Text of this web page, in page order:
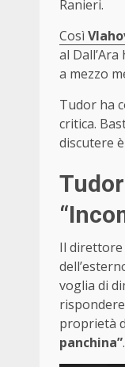
Ranieri.
Così
al
a mezzo
Tudor ha
critica.
discutere
Il direttore
voglia di
proprietà
panchina”.